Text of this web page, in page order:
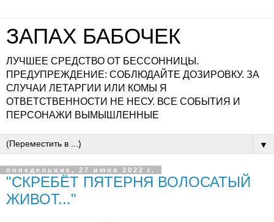
ЗАПАХ БАБОЧЕК
ЛУЧШЕЕ СРЕДСТВО ОТ БЕССОННИЦЫ.
ПРЕДУПРЕЖДЕНИЕ: СОБЛЮДАЙТЕ ДОЗИРОВКУ. ЗА
СЛУЧАИ ЛЕТАРГИИ ИЛИ КОМЫ Я
ОТВЕТСТВЕННОСТИ НЕ НЕСУ. ВСЕ СОБЫТИЯ И
ПЕРСОНАЖИ ВЫМЫШЛЕННЫЕ
▼
понедельник, 27 июня 2022 г.
"СКРЕБЁТ ПЯТЕРНЯ ВОЛОСАТЫЙ
ЖИВОТ..."